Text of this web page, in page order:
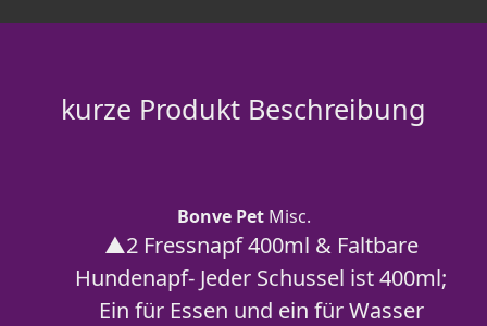
kurze Produkt Beschreibung
Bonve PetMisc.
▲2 Fressnapf 400ml & Faltbare
Hundenapf- Jeder Schussel ist 400ml;
Ein für Essen und ein für Wasser